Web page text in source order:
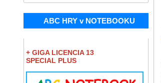
ABC HRY v NOTEBOOKU
+ GIGA LICENCIA 13
SPECIAL PLUS